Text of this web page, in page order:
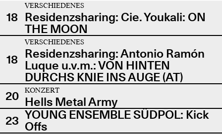
18
VERSCHIEDENES
Residenzsharing: Cie. Youkali: ON
THE MOON
18
VERSCHIEDENES
Residenzsharing: Antonio Ramón
Luque u.v.m.: VON HINTEN
DURCHS KNIE INS AUGE (AT)
20
KONZERT
Hells Metal Army
23 YOUNG ENSEMBLE SÜDPOL: Kick
Offs